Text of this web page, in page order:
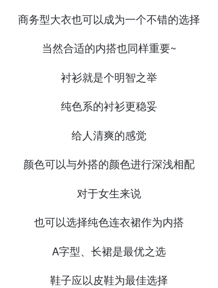
商务型大衣也可以成为一个不错的选择
当然合适的内搭也同样重要~
衬衫就是个明智之举
纯色系的衬衫更稳妥
给人清爽的感觉
颜色可以与外搭的颜色进行深浅相配
对于女生来说
也可以选择纯色连衣裙作为内搭
A字型、长裙是最优之选
鞋子应以皮鞋为最佳选择